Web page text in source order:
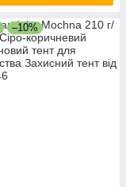
–10%